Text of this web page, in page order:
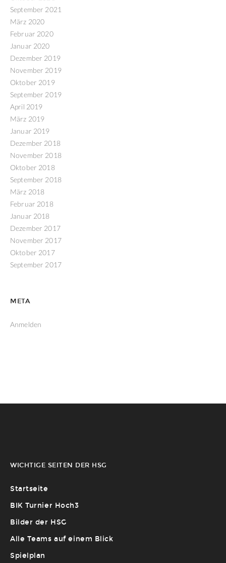
September 2021
März 2020
Februar 2020
Januar 2020
Dezember 2019
November 2019
Oktober 2019
September 2019
April 2019
März 2019
Januar 2019
Dezember 2018
November 2018
Oktober 2018
September 2018
März 2018
Februar 2018
Januar 2018
Dezember 2017
November 2017
Oktober 2017
September 2017
META
Anmelden
WICHTIGE SEITEN DER HSG
Startseite
BIK Turnier Hoch3
Bilder der HSG
Alle Teams auf einem Blick
Spielplan